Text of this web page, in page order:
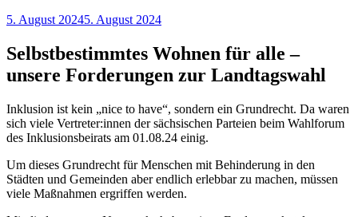
Veröffentlicht
5. August 20245. August 2024
Selbstbestimmtes Wohnen für alle –
unsere Forderungen zur Landtagswahl
Inklusion ist kein „nice to have“, sondern ein Grundrecht. Da waren
sich viele Vertreter:innen der sächsischen Parteien beim Wahlforum
des Inklusionsbeirats am 01.08.24 einig.
Um dieses Grundrecht für Menschen mit Behinderung in den
Städten und Gemeinden aber endlich erlebbar zu machen, müssen
viele Maßnahmen ergriffen werden.